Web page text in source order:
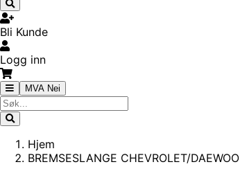
Bli Kunde
Logg inn
MVA Nei
Hjem
BREMSESLANGE CHEVROLET/DAEWOO